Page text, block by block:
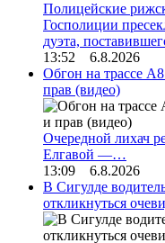
Полицейские
Госполиции
дуэта,
13:52 6.8.2026
Обгон на трассе
прав (видео)
Очередной лихач
Елгавой —…
13:09 6.8.2026
В Сигулде
откликнуться